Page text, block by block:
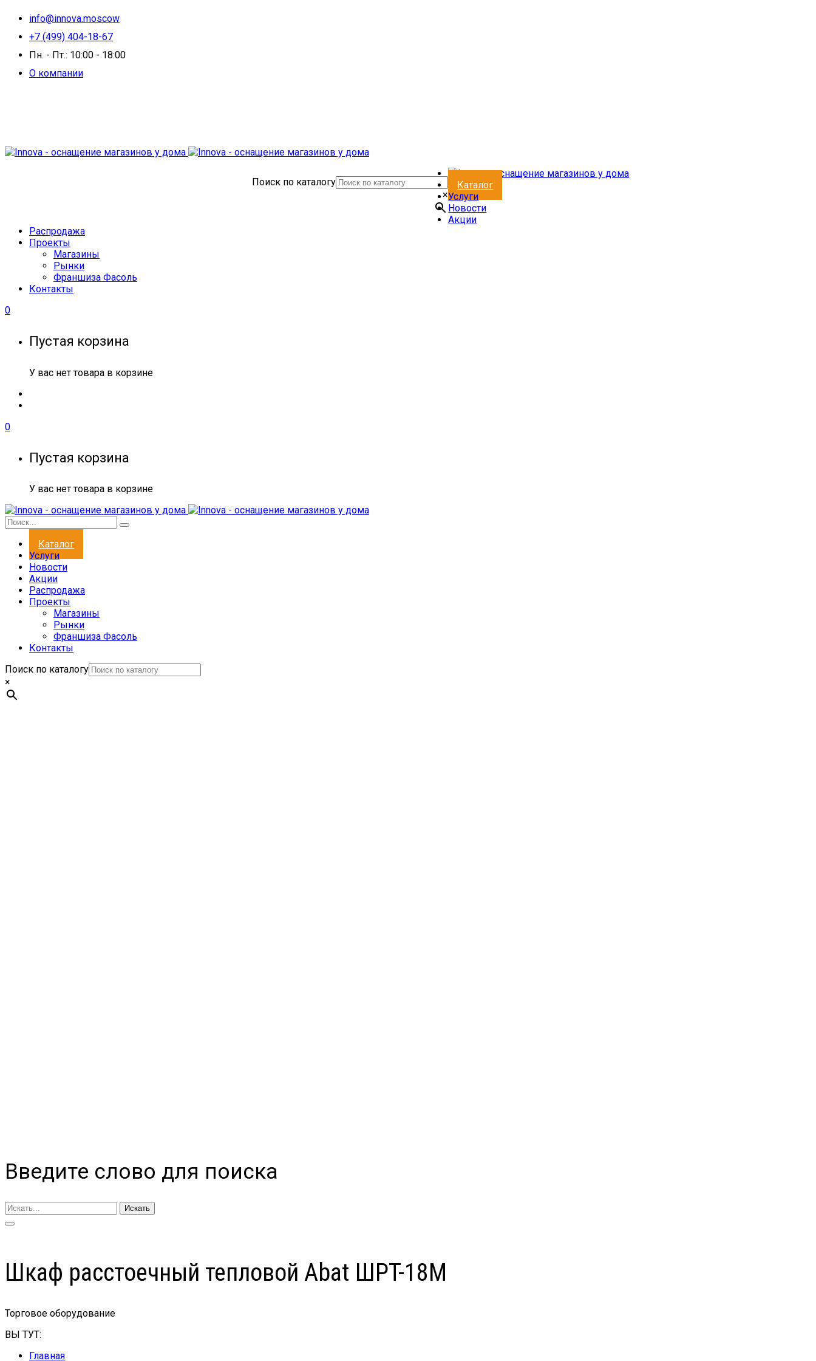
info@innova.moscow
+7 (499) 404-18-67
Пн. - Пт.: 10:00 - 18:00
О компании
Поиск по каталогу
×
Каталог
Услуги
Новости
Акции
Распродажа
Проекты
Магазины
Рынки
Франшиза Фасоль
Контакты
0
Пустая корзина
У вас нет товара в корзине
0
Пустая корзина
У вас нет товара в корзине
Каталог
Услуги
Новости
Акции
Распродажа
Проекты
Магазины
Рынки
Франшиза Фасоль
Контакты
Поиск по каталогу
×
Введите слово для поиска
Искать
Шкаф расстоечный тепловой Abat ШРТ-18М
Торговое оборудование
ВЫ ТУТ:
Главная